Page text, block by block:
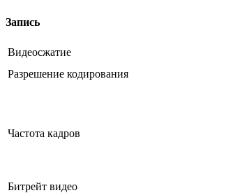
Запись
Видеосжатие
Разрешение кодирования
Частота кадров
Битрейт видео